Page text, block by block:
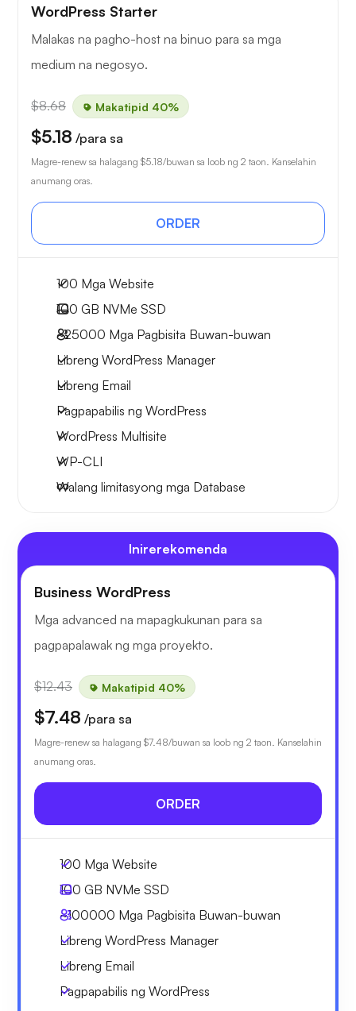
WordPress Starter
Malakas na pagho-host na binuo para sa mga
medium na negosyo.
$8.68 Makatipid 40%
$5.18 /para sa
Magre-renew sa halagang $5.18/buwan sa loob ng 2 taon. Kanselahin
anumang oras.
ORDER
100 Mga Website
100 GB NVMe SSD
~25000 Mga Pagbisita Buwan-buwan
Libreng WordPress Manager
Libreng Email
Pagpapabilis ng WordPress
WordPress Multisite
WP-CLI
Walang limitasyong mga Database
Inirerekomenda
Business WordPress
Mga advanced na mapagkukunan para sa
pagpapalawak ng mga proyekto.
$12.43 Makatipid 40%
$7.48 /para sa
Magre-renew sa halagang $7.48/buwan sa loob ng 2 taon. Kanselahin
anumang oras.
ORDER
100 Mga Website
100 GB NVMe SSD
~100000 Mga Pagbisita Buwan-buwan
Libreng WordPress Manager
Libreng Email
Pagpapabilis ng WordPress